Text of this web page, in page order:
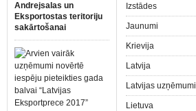
Andrejsalas un
Eksportostas teritoriju
sakārtošanai
Izstādes
Jaunumi
Krievija
Latvija
Latvijas uzņēmumi
Lietuva